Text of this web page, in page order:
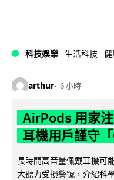
科技娛樂 生活科技
arthur 6 小時
AirPods 用家
耳機用戶謹守
長時間高音量佩戴耳機可
大聽力受損警號，介紹科